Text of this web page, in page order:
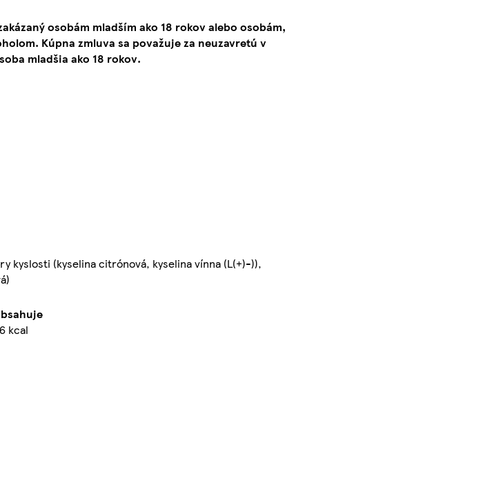
osobám mladším ako 18 rokov alebo osobám,
Kúpna zmluva sa považuje za neuzavretú v
mladšia ako 18 rokov.
kyslosti (kyselina citrónová, kyselina vínna (L(+)-)),
kcal